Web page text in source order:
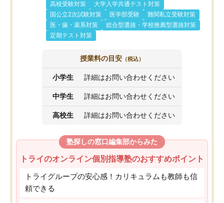
高校受験対策
大学入学共通テスト対策
国公立2次試験対策
医学部受験
難関私立受験対策
医・歯・薬系対策
総合型選抜・学校推薦型選抜対策
定期テスト対策
授業料の目安 （税込）
小学生 詳細はお問い合わせください
中学生 詳細はお問い合わせください
高校生 詳細はお問い合わせください
塾探しの窓口編集部からみた
トライのオンライン個別指導塾のおすすめポイント
トライグループの安心感！カリキュラムも教師も信
頼できる